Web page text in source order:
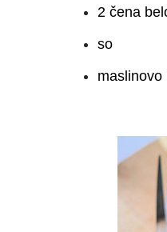
2 čena
so
maslinovo